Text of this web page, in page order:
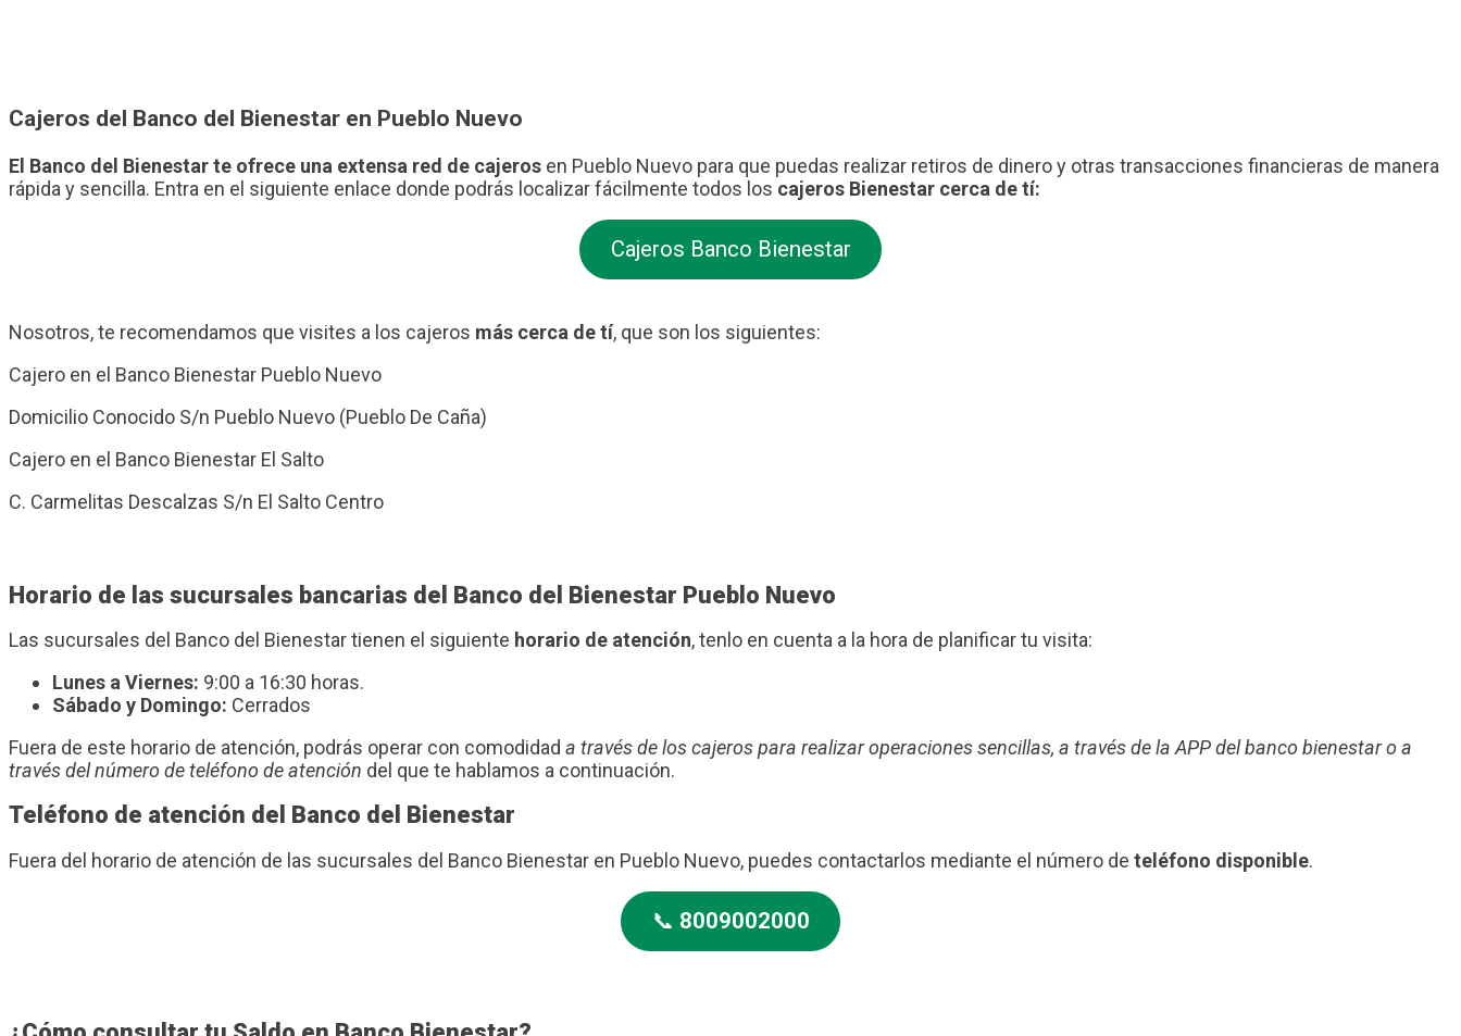
Cajeros del Banco del Bienestar en Pueblo Nuevo
El Banco del Bienestar te ofrece una extensa red de cajeros en Pueblo Nuevo para que puedas realizar retiros de dinero y otras transacciones financieras de manera
rápida y sencilla. Entra en el siguiente enlace donde podrás localizar fácilmente todos los cajeros Bienestar cerca de tí:
Cajeros Banco Bienestar
Nosotros, te recomendamos que visites a los cajeros más cerca de tí, que son los siguientes:
Cajero en el Banco Bienestar Pueblo Nuevo
Domicilio Conocido S/n Pueblo Nuevo (Pueblo De Caña)
Cajero en el Banco Bienestar El Salto
C. Carmelitas Descalzas S/n El Salto Centro
Horario de las sucursales bancarias del Banco del Bienestar Pueblo Nuevo
Las sucursales del Banco del Bienestar tienen el siguiente horario de atención, tenlo en cuenta a la hora de planificar tu visita:
Lunes a Viernes: 9:00 a 16:30 horas.
Sábado y Domingo: Cerrados
Fuera de este horario de atención, podrás operar con comodidad a través de los cajeros para realizar operaciones sencillas, a través de la APP del banco bienestar o a
través del número de teléfono de atención del que te hablamos a continuación.
Teléfono de atención del Banco del Bienestar
Fuera del horario de atención de las sucursales del Banco Bienestar en Pueblo Nuevo, puedes contactarlos mediante el número de teléfono disponible.
📞 8009002000